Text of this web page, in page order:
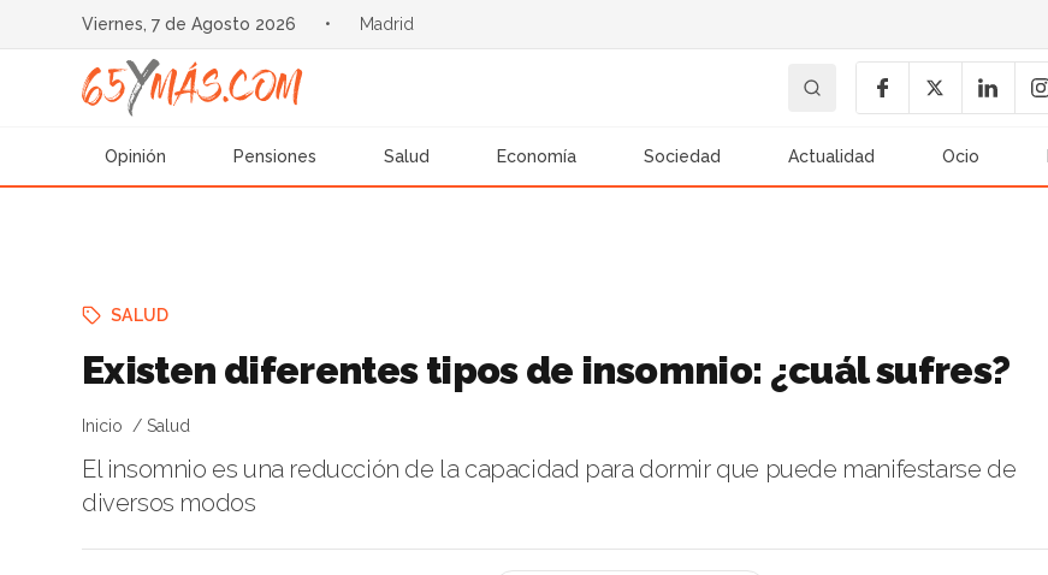
Viernes, 7 de Agosto 2026 • Madrid
Opinión Pensiones Salud Economía Sociedad Actualidad Ocio
SALUD
Existen diferentes tipos de insomnio: ¿cuál sufres?
Inicio Salud
El insomnio es una reducción de la capacidad para dormir que puede manifestarse de
diversos modos